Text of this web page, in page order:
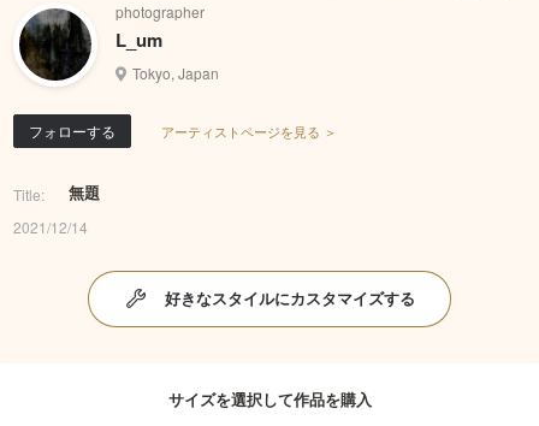
photographer
L_um
Tokyo, Japan
フォローする アーティストページを見る ＞
Title: 無題
2021/12/14
好きなスタイルにカスタマイズする
サイズを選択して作品を購入